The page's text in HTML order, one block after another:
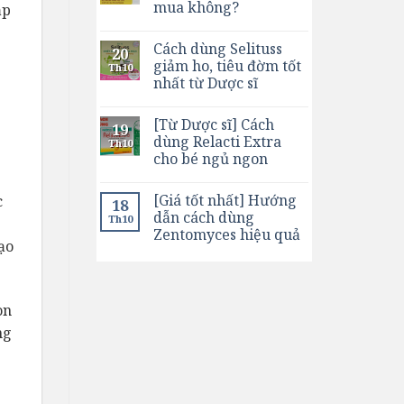
mua không?
20
Th10
Cách dùng Selituss
giảm ho, tiêu đờm tốt
nhất từ Dược sĩ
19
Th10
[Từ Dược sĩ] Cách
dùng Relacti Extra
cho bé ngủ ngon
18
Th10
[Giá tốt nhất] Hướng
dẫn cách dùng
Zentomyces hiệu quả